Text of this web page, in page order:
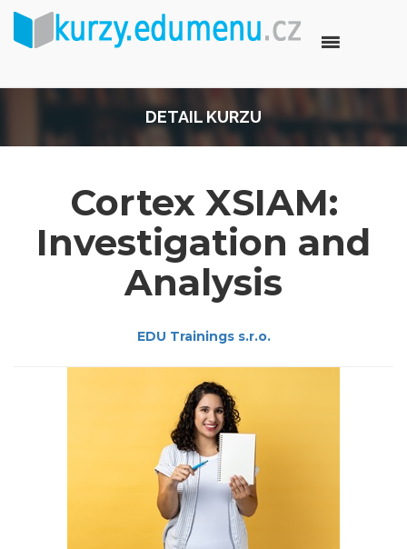
DETAIL KURZU
Cortex XSIAM:
Investigation and
Analysis
EDU Trainings s.r.o.